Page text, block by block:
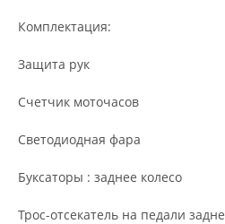
Комплектация:
Защита рук
Счетчик моточасов
Светодиодная фара
Буксаторы : заднее колесо
Трос-отсекатель на педали